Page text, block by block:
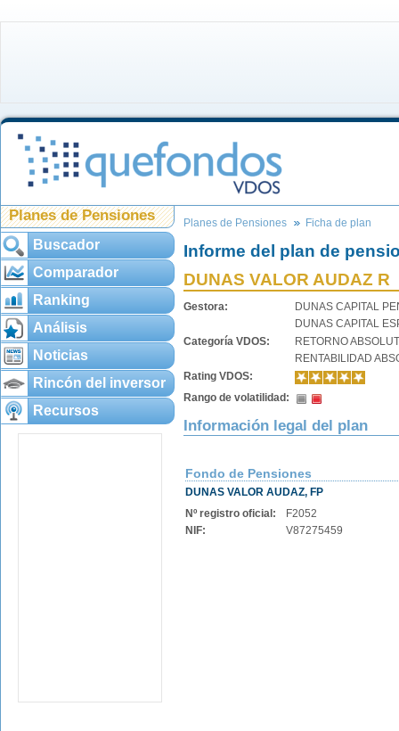
Planes de Pensiones
Buscador
Comparador
Ranking
Análisis
Noticias
Rincón del inversor
Recursos
Planes de Pensiones Ficha de plan
Informe del plan de
DUNAS VALOR AUDAZ R
Gestora:
DUNAS CAPITAL
DUNAS CAPITAL
Categoría VDOS:
RETORNO
RENTABILIDAD
Rating VDOS:
Rango de volatilidad:
Información legal del plan
Fondo de Pensiones
DUNAS VALOR AUDAZ, FP
Nº registro oficial:
F2052
NIF:
V87275459